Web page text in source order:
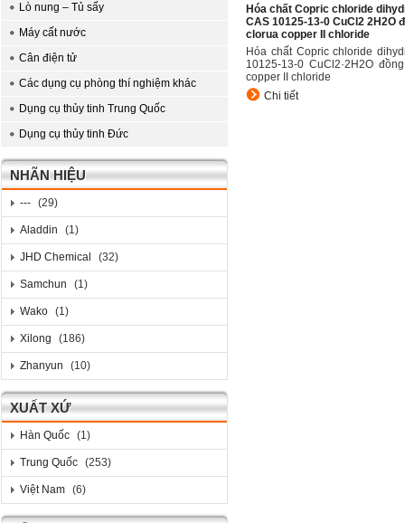
Lò nung – Tủ sấy
Máy cất nước
Cân điện tử
Các dụng cụ phòng thí nghiệm khác
Dụng cụ thủy tinh Trung Quốc
Dụng cụ thủy tinh Đức
NHÃN HIỆU
--- (29)
Aladdin (1)
JHD Chemical (32)
Samchun (1)
Wako (1)
Xilong (186)
Zhanyun (10)
XUẤT XỨ
Hàn Quốc (1)
Trung Quốc (253)
Việt Nam (6)
Hóa chất Copric chloride
CAS 10125-13-0 CuCl2 2H2O
clorua copper II chloride
Hóa chất Copric chloride
10125-13-0 CuCl2·2H2O
copper II chloride
Chi tiết